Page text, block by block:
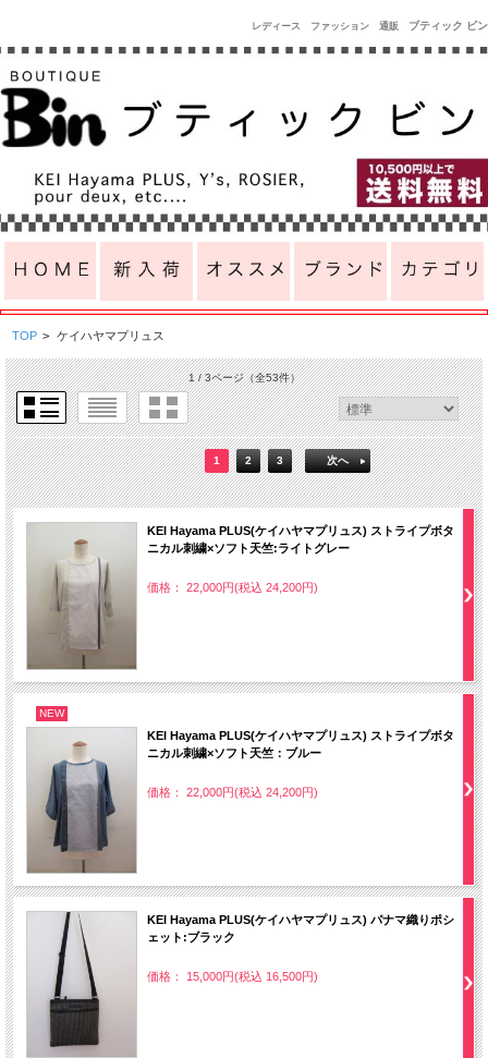
レディース ファッション 通販 ブティック ビン
TOP > ケイハヤマプリュス
1 / 3ページ（全53件）
1 2 3 次へ
KEI Hayama PLUS(ケイハヤマプリュス) ストライプボタ
ニカル刺繍×ソフト天竺:ライトグレー
価格： 22,000円(税込 24,200円)
NEW
KEI Hayama PLUS(ケイハヤマプリュス) ストライプボタ
ニカル刺繍×ソフト天竺：ブルー
価格： 22,000円(税込 24,200円)
KEI Hayama PLUS(ケイハヤマプリュス) パナマ織りポシ
ェット:ブラック
価格： 15,000円(税込 16,500円)